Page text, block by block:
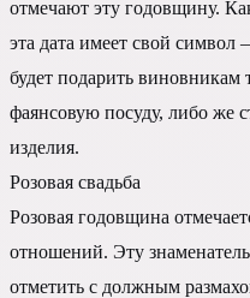
отмечают эту годовщину.
эта дата имеет свой
будет подарить
фаянсовую посуду, либо же
изделия.
Розовая свадьба
Розовая годовщина
отношений. Эту
отметить с должным